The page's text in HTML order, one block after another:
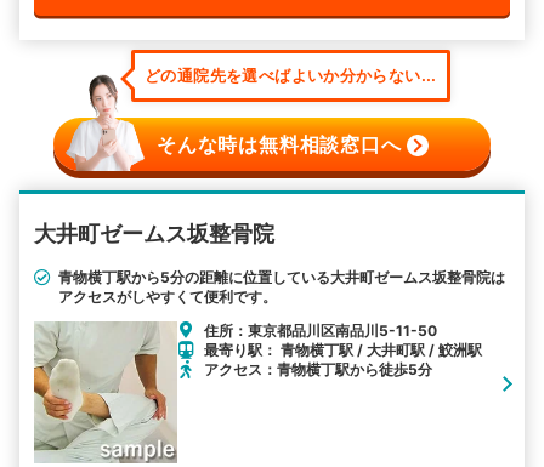
どの通院先を選べばよいか分からない...
そんな時は無料相談窓口へ
大井町ゼームス坂整骨院
青物横丁駅から5分の距離に位置している大井町ゼームス坂整骨院は
アクセスがしやすくて便利です。
住所：東京都品川区南品川5-11-50
最寄り駅： 青物横丁駅 / 大井町駅 / 鮫洲駅
アクセス：青物横丁駅から徒歩5分